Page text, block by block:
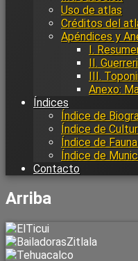
Uso de atlas
Créditos del
Apéndices y
I.
II.
III.
Anexo:
Índices
Índice de
Índice de
Índice de
Índice de
Contacto
Arriba